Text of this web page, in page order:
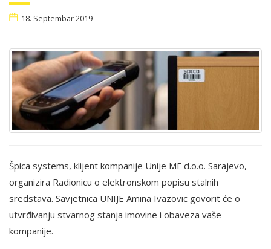
18. Septembar 2019
Špica systems, klijent kompanije Unije MF d.o.o. Sarajevo,
organizira Radionicu o elektronskom popisu stalnih
sredstava. Savjetnica UNIJE Amina Ivazovic govorit će o
utvrđivanju stvarnog stanja imovine i obaveza vaše
kompanije.